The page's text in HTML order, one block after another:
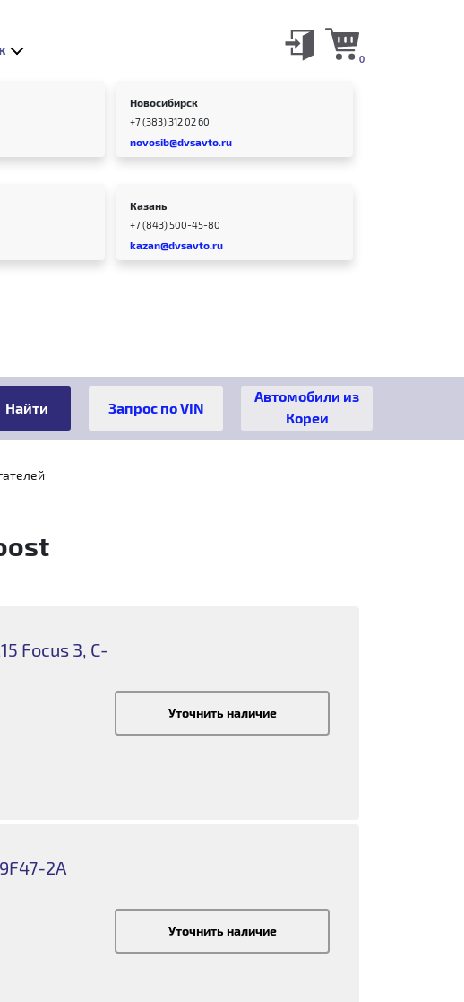
0
Новосибирск
+7 (383) 312 02 60
novosib@dvsavto.ru
Казань
+7 (843) 500-45-80
kazan@dvsavto.ru
Автомобили из
Кореи
Focus 3, C-
Уточнить наличие
2A
Уточнить наличие